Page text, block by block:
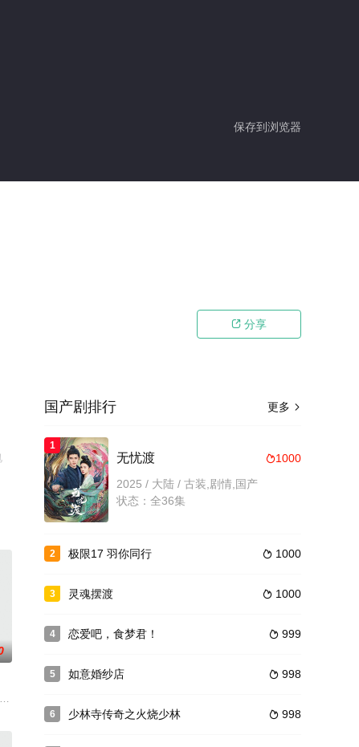
保存到浏览器
 分享
同
个情形迥异火场，既有百姓日常生活
反王留下来的军队仍在北漠兴风作浪，危害百姓。罗通（张睿 饰）、程铁
男友武正军社会关系，进入某报社当上了外聘记者。报社主编汪显声（侯
更多 
国产剧排行
1
1000
无忧渡
2025 / 大陆 / 古装,剧情,国产
状态：全36集
2  1000
极限17 羽你同行
3  1000
灵魂摆渡
4  999
恋爱吧，食梦君！
5  998
如意婚纱店
6  998
少林寺传奇之火烧少林